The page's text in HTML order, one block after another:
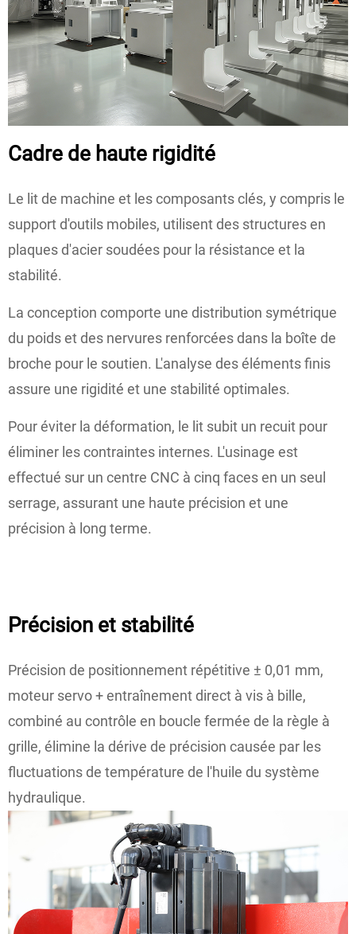
Cadre de haute rigidité
Le lit de machine et les composants clés, y compris le
support d'outils mobiles, utilisent des structures en
plaques d'acier soudées pour la résistance et la
stabilité.
La conception comporte une distribution symétrique
du poids et des nervures renforcées dans la boîte de
broche pour le soutien. L'analyse des éléments finis
assure une rigidité et une stabilité optimales.
Pour éviter la déformation, le lit subit un recuit pour
éliminer les contraintes internes. L'usinage est
effectué sur un centre CNC à cinq faces en un seul
serrage, assurant une haute précision et une
précision à long terme.
Précision et stabilité
Précision de positionnement répétitive ± 0,01 mm,
moteur servo + entraînement direct à vis à bille,
combiné au contrôle en boucle fermée de la règle à
grille, élimine la dérive de précision causée par les
fluctuations de température de l'huile du système
hydraulique.